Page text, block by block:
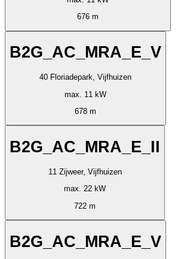
676 m
B2G_AC_MRA_E_V
40 Floriadepark, Vijfhuizen
max. 11 kW
678 m
B2G_AC_MRA_E_II
11 Zijweer, Vijfhuizen
max. 22 kW
722 m
B2G_AC_MRA_E_V